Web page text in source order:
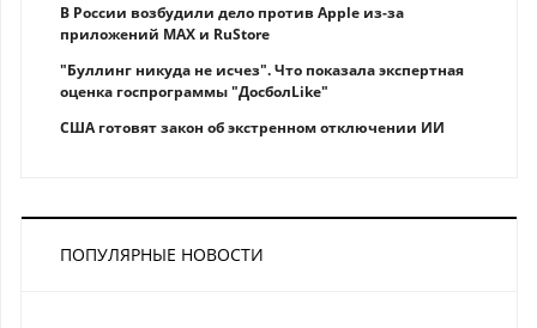
В России возбудили дело против Apple из-за
приложений MAX и RuStore
"Буллинг никуда не исчез". Что показала экспертная
оценка госпрограммы "ДосболLike"
США готовят закон об экстренном отключении ИИ
ПОПУЛЯРНЫЕ НОВОСТИ